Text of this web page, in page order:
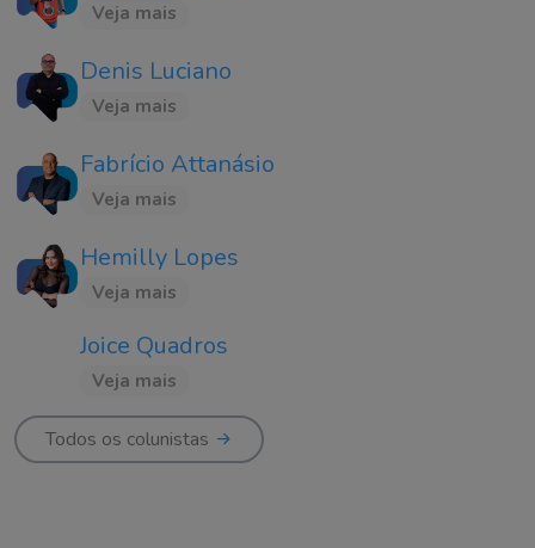
Veja mais
Denis Luciano
Veja mais
Fabrício Attanásio
Veja mais
Hemilly Lopes
Veja mais
Joice Quadros
Veja mais
Todos os colunistas